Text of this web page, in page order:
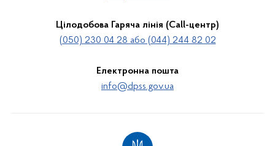
Цілодобова Гаряча лінія (Call-центр)
(050) 230 04 28 або (044) 244 82 02
Електронна пошта
info@dpss.gov.ua